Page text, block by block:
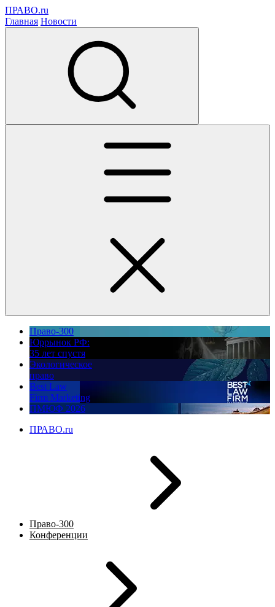
ПРАВО.ru
Главная Новости
Право-300
Юррынок РФ:
35 лет спустя
Экологическое
право
Best Law
Firm Marketing
ПМЮФ 2026
ПРАВО.ru
Право-300
Конференции